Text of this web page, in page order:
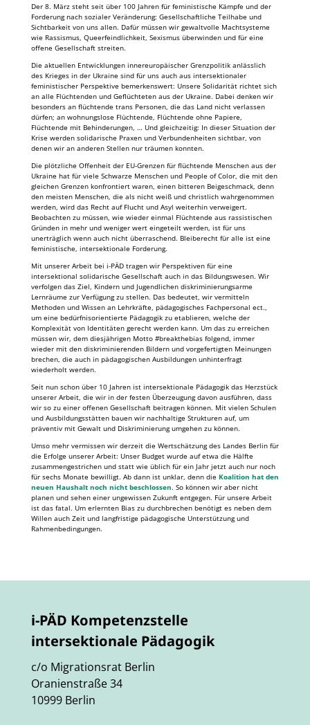
Der 8. März steht seit über 100 Jahren für feministische Kämpfe und der
Forderung nach sozialer Veränderung: Gesellschaftliche Teilhabe und
Sichtbarkeit von uns allen. Dafür müssen wir gewaltvolle Machtsysteme
wie Rassismus, Queerfeindlichkeit, Sexismus überwinden und für eine
offene Gesellschaft streiten.
Die aktuellen Entwicklungen innereuropäischer Grenzpolitik anlässlich
des Krieges in der Ukraine sind für uns auch aus intersektionaler
feministischer Perspektive bemerkenswert: Unsere Solidarität richtet sich
an alle Flüchtenden und Geflüchteten aus der Ukraine. Dabei denken wir
besonders an flüchtende trans Personen, die das Land nicht verlassen
dürfen; an wohnungslose Flüchtende, Flüchtende ohne Papiere,
Flüchtende mit Behinderungen, … Und gleichzeitig: In dieser Situation der
Krise werden solidarische Praxen und Verbundenheiten sichtbar, von
denen wir an anderen Stellen nur träumen konnten.
Die plötzliche Offenheit der EU-Grenzen für flüchtende Menschen aus der
Ukraine hat für viele Schwarze Menschen und People of Color, die mit den
gleichen Grenzen konfrontiert waren, einen bitteren Beigeschmack, denn
den meisten Menschen, die als nicht weiß und christlich wahrgenommen
werden, wird das Recht auf Flucht und Asyl weiterhin verweigert.
Beobachten zu müssen, wie wieder einmal Flüchtende aus rassistischen
Gründen in mehr und weniger wert eingeteilt werden, ist für uns
unerträglich wenn auch nicht überraschend. Bleiberecht für alle ist eine
feministische, intersektionale Forderung.
Mit unserer Arbeit bei i-PÄD tragen wir Perspektiven für eine
intersektional solidarische Gesellschaft auch in das Bildungswesen. Wir
verfolgen das Ziel, Kindern und Jugendlichen diskriminierungsarme
Lernräume zur Verfügung zu stellen. Das bedeutet, wir vermitteln
Methoden und Wissen an Lehrkräfte, pädagogisches Fachpersonal ect.,
um eine bedürfnisorientierte Pädagogik zu etablieren, welche der
Komplexität von Identitäten gerecht werden kann. Um das zu erreichen
müssen wir, dem diesjährigen Motto #breakthebias folgend, immer
wieder mit den diskriminierenden Bildern und vorgefertigten Meinungen
brechen, die auch in pädagogischen Ausbildungen unhinterfragt
wiederholt werden.
Seit nun schon über 10 Jahren ist intersektionale Pädagogik das Herzstück
unserer Arbeit, die wir in der festen Überzeugung davon ausführen, dass
wir so zu einer offenen Gesellschaft beitragen können. Mit vielen Schulen
und Ausbildungsstätten bauen wir nachhaltige Strukturen auf, um
präventiv mit Gewalt und Diskriminierung umgehen zu können.
Umso mehr vermissen wir derzeit die Wertschätzung des Landes Berlin für
die Erfolge unserer Arbeit: Unser Budget wurde auf etwa die Hälfte
zusammengestrichen und statt wie üblich für ein Jahr jetzt auch nur noch
für sechs Monate bewilligt. Ab dann ist unklar, denn die Koalition hat den
neuen Haushalt noch nicht beschlossen. So können wir aber nicht
planen und sehen einer ungewissen Zukunft entgegen. Für unsere Arbeit
ist das fatal. Um erlernten Bias zu durchbrechen benötigt es neben dem
Willen auch Zeit und langfristige pädagogische Unterstützung und
Rahmenbedingungen.
i-PÄD Kompetenzstelle
intersektionale Pädagogik
c/o Migrationsrat Berlin
Oranienstraße 34
10999 Berlin